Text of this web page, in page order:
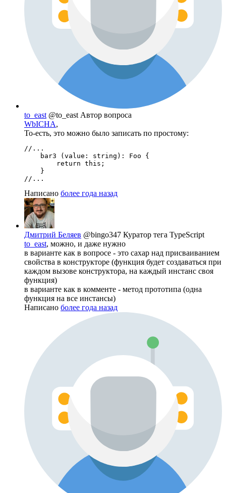
to_east @to_east Автор вопроса
WbICHA,
То-есть, это можно было записать по простому:
//...
    bar3 (value: string): Foo {
        return this;
    }
//...
Написано более года назад
Дмитрий Беляев @bingo347 Куратор тега TypeScript
to_east, можно, и даже нужно
в варианте как в вопросе - это сахар над присваиванием
свойства в конструкторе (функция будет создаваться при
каждом вызове конструктора, на каждый инстанс своя
функция)
в варианте как в комменте - метод прототипа (одна
функция на все инстансы)
Написано более года назад